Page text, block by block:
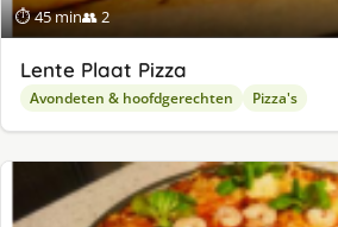
⏱ 45 min👥 2
Lente Plaat Pizza
Avondeten & hoofdgerechten Pizza's